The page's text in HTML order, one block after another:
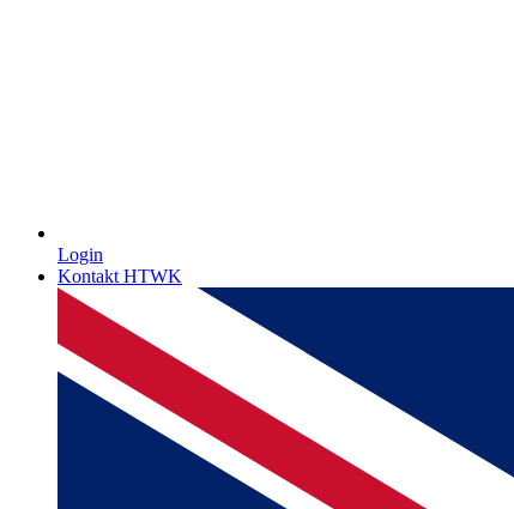
Login
Kontakt HTWK